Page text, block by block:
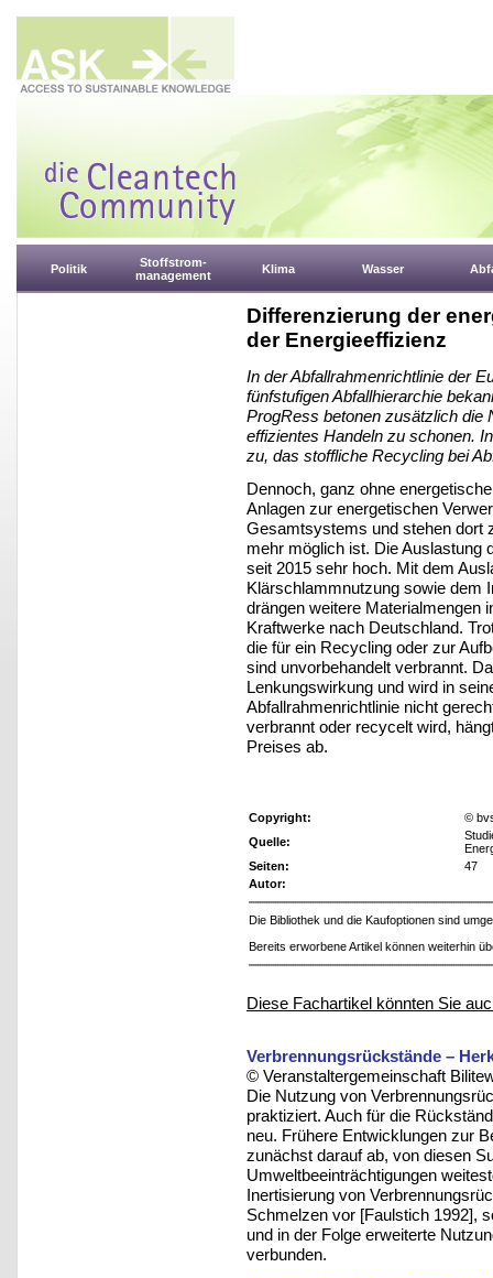
Politik
Stoffstrom-
management
Klima Wasser
Differenzierung der
der Energieeffizienz
In der Abfallrahmenrichtlinie der
fünfstufigen Abfallhierarchie
ProgRess betonen zusätzlich die
effizientes Handeln zu schonen.
zu, das stoffliche Recycling bei
Dennoch, ganz ohne
Anlagen zur energetischen
Gesamtsystems und stehen dort
mehr möglich ist. Die Auslastung
seit 2015 sehr hoch. Mit dem
Klärschlammnutzung sowie dem
drängen weitere Materialmengen
Kraftwerke nach Deutschland.
die für ein Recycling oder zur
sind unvorbehandelt verbrannt.
Lenkungswirkung und wird in
Abfallrahmenrichtlinie nicht
verbrannt oder recycelt wird,
Preises ab.
Copyright:
©
Quelle:
Seiten:
47
Autor:
Die Bibliothek und die Kaufoptionen sind
Bereits erworbene Artikel können weiterhin
Diese Fachartikel könnten Sie
Verbrennungsrückstände –
© Veranstaltergemeinschaft
Die Nutzung von
praktiziert. Auch für die
neu. Frühere Entwicklungen zur
zunächst darauf ab, von diesen
Umweltbeeinträchtigungen
Inertisierung von
Schmelzen vor [Faulstich 1992],
und in der Folge erweiterte
verbunden.